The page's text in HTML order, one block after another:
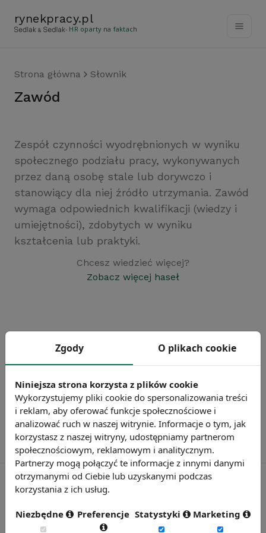
rynekpracy.pl
- HR oparty na faktach
Strona główna Słownik
zawód
Zespół czynności wyodrębnionych w wyniku
społecznego podziału pracy, wykonywanych
przez daną osobę stale lub dorywczo i
stanowiący dla niej źródło utrzymania. Zawód
wymaga odpowiednich kwalifikacji (wiedzy i
umiejętności), zdobytych w wyniku
kształcenia lub praktyki.
Chcesz wiedzieć więcej?
Zobacz więcej haseł
Rynekpracy.pl
sedlak.pl
Zgody O plikach cookie
Niniejsza strona korzysta z plików cookie
Wykorzystujemy pliki cookie do spersonalizowania treści
i reklam, aby oferować funkcje społecznościowe i
analizować ruch w naszej witrynie. Informacje o tym, jak
korzystasz z naszej witryny, udostępniamy partnerom
społecznościowym, reklamowym i analitycznym.
Partnerzy mogą połączyć te informacje z innymi danymi
otrzymanymi od Ciebie lub uzyskanymi podczas
korzystania z ich usług.
Niezbędne Preferencje Statystyki Marketing